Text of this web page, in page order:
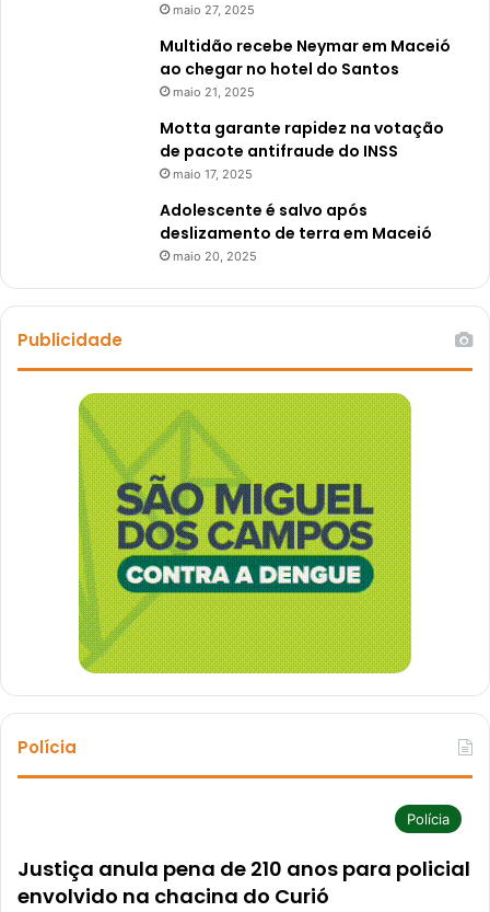
maio 27, 2025
Multidão recebe Neymar em Maceió
ao chegar no hotel do Santos
maio 21, 2025
Motta garante rapidez na votação
de pacote antifraude do INSS
maio 17, 2025
Adolescente é salvo após
deslizamento de terra em Maceió
maio 20, 2025
Publicidade
Polícia
Polícia
Justiça anula pena de 210 anos para policial
envolvido na chacina do Curió